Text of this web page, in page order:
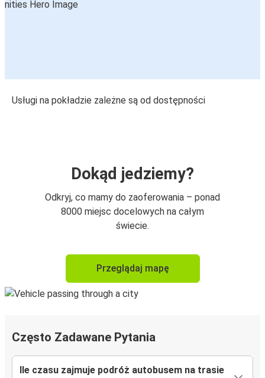
Usługi na pokładzie zależne są od dostępności
Dokąd jedziemy?
Odkryj, co mamy do zaoferowania – ponad
8000 miejsc docelowych na całym
świecie.
Przeglądaj mapę
Często Zadawane Pytania
Ile czasu zajmuje podróż autobusem na trasie